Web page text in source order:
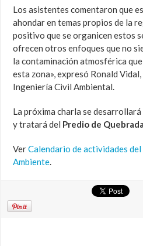
Los asistentes comentaron que
ahondar en temas propios de la
positivo que se organicen estos
ofrecen otros enfoques que no
la contaminación atmosférica
esta zona», expresó Ronald
Ingeniería Civil Ambiental.
La próxima charla se
y tratará del Predio de
VerCalendario de actividades
Ambiente.